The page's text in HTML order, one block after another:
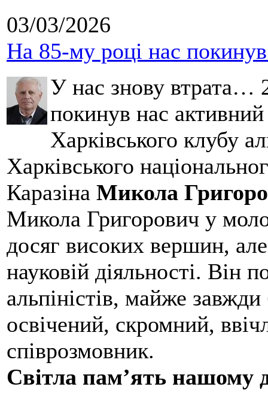
03/03/2026
На 85-му році нас
У нас знову втрата…
покинув нас
Харківського клубу
Харківського
Каразіна Микола
Микола Григорович у
досяг високих вершин,
науковій діяльності. Він
альпіністів, майже
освічений, скромний,
співрозмовник.
Світла пам’ять нашому